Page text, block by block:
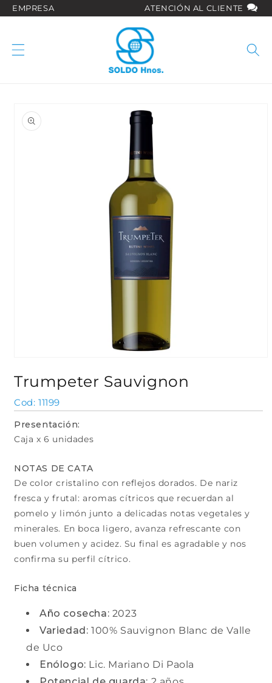
directamente
EMPRESA ATENCIÓN AL CLIENTE
información
multimedia
1
en
una
modal
Trumpeter Sauvignon
SKU:
11199
Presentación:
Caja x 6 unidades
NOTAS DE CATA
De color cristalino con reflejos dorados. De nariz
fresca y frutal: aromas cítricos que recuerdan al
pomelo y limón junto a delicadas notas vegetales y
minerales. En boca ligero, avanza refrescante con
buen volumen y acidez. Su final es agradable y nos
confirma su perfil cítrico.
Ficha técnica
Año cosecha: 2023
Variedad: 100% Sauvignon Blanc de Valle
de Uco
Enólogo: Lic. Mariano Di Paola